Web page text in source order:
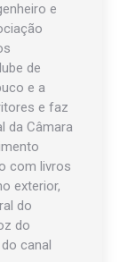
e
de
e a
e faz
da Câmara
com livros
exterior,
do
do
canal